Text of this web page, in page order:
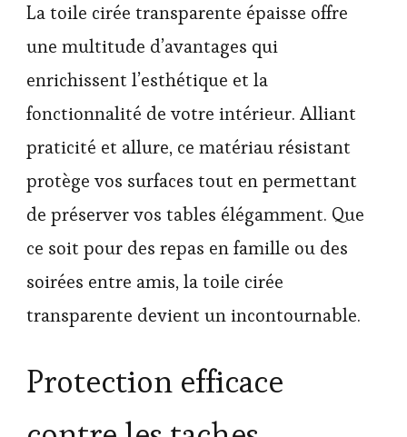
La toile cirée transparente épaisse offre
une multitude d’avantages qui
enrichissent l’esthétique et la
fonctionnalité de votre intérieur. Alliant
praticité et allure, ce matériau résistant
protège vos surfaces tout en permettant
de préserver vos tables élégamment. Que
ce soit pour des repas en famille ou des
soirées entre amis, la toile cirée
transparente devient un incontournable.
Protection efficace